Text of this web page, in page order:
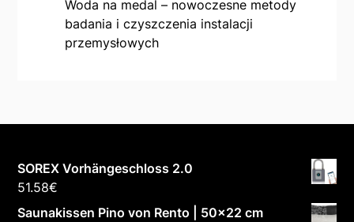
Woda na medal – nowoczesne metody
badania i czyszczenia instalacji
przemysłowych
SOREX Vorhängeschloss 2.0
51.58€
Saunakissen Pino von Rento | 50x22 cm